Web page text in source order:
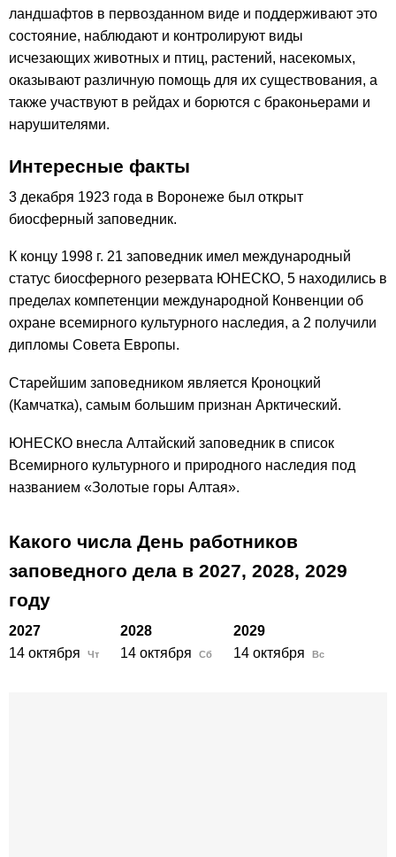
ландшафтов в первозданном виде и поддерживают это
состояние, наблюдают и контролируют виды
исчезающих животных и птиц, растений, насекомых,
оказывают различную помощь для их существования, а
также участвуют в рейдах и борются с браконьерами и
нарушителями.
Интересные факты
3 декабря 1923 года в Воронеже был открыт
биосферный заповедник.
К концу 1998 г. 21 заповедник имел международный
статус биосферного резервата ЮНЕСКО, 5 находились в
пределах компетенции международной Конвенции об
охране всемирного культурного наследия, а 2 получили
дипломы Совета Европы.
Старейшим заповедником является Кроноцкий
(Камчатка), самым большим признан Арктический.
ЮНЕСКО внесла Алтайский заповедник в список
Всемирного культурного и природного наследия под
названием «Золотые горы Алтая».
Какого числа День работников
заповедного дела в 2027, 2028, 2029
году
2027 2028
2029
14 октября
Чт 14 октября Сб 14 октября Вс